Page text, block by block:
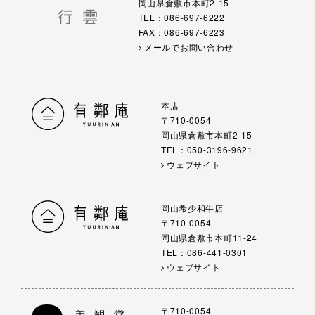
岡山県倉敷市本町2-15
TEL：086-697-6222
FAX：086-697-6223
メールでお問い合わせ
本店
〒710-0054
岡山県倉敷市本町2-15
TEL：050-3196-9621
ウェブサイト
岡山希少和牛店
〒710-0054
岡山県倉敷市本町11-24
TEL：086-441-0301
ウェブサイト
〒710-0054